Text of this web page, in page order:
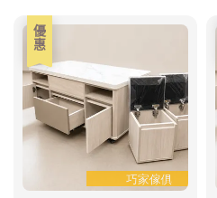
優惠